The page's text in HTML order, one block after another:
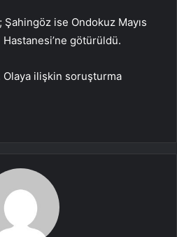
ise Ondokuz Mayıs
götürüldü.
Olaya ilişkin soruşturma